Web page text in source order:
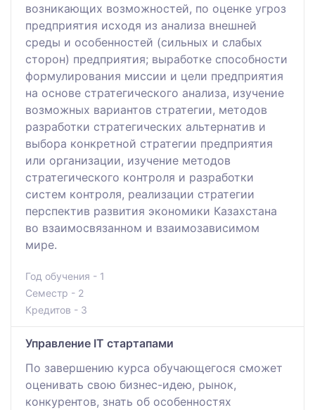
возникающих возможностей, по оценке угроз
предприятия исходя из анализа внешней
среды и особенностей (сильных и слабых
сторон) предприятия; выработке способности
формулирования миссии и цели предприятия
на основе стратегического анализа, изучение
возможных вариантов стратегии, методов
разработки стратегических альтернатив и
выбора конкретной стратегии предприятия
или организации, изучение методов
стратегического контроля и разработки
систем контроля, реализации стратегии
перспектив развития экономики Казахстана
во взаимосвязанном и взаимозависимом
мире.
Год обучения - 1
Семестр - 2
Кредитов - 3
Управление IT стартапами
По завершению курса обучающегося сможет
оценивать свою бизнес-идею, рынок,
конкурентов, знать об особенностях